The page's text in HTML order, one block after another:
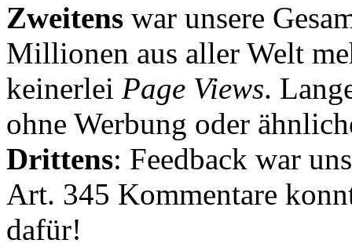
Zweitens war unsere
Millionen aus aller Welt
keinerlei Page Views.
ohne Werbung oder
Drittens: Feedback war
Art. 345 Kommentare
dafür!